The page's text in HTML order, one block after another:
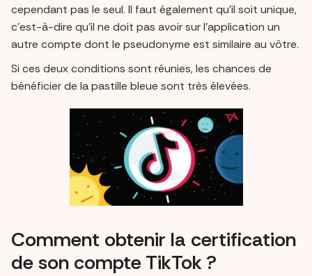
cependant pas le seul. Il faut également qu’il soit unique,
c’est-à-dire qu’il ne doit pas avoir sur l’application un
autre compte dont le pseudonyme est similaire au vôtre.
Si ces deux conditions sont réunies, les chances de
bénéficier de la pastille bleue sont très élevées.
Comment obtenir la certification
de son compte TikTok ?